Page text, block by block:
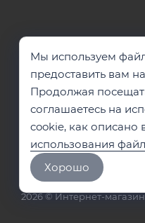
2026 © Интернет-
Хорошо
Мы используем
предоставить вам
Продолжая
соглашаетесь на
cookie, как описано
использования